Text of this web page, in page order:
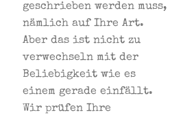
geschrieben werden muss,
nämlich auf Ihre Art.
Aber das ist nicht zu
verwechseln mit der
Beliebigkeit wie es
einem gerade einfällt.
Wir prüfen Ihre